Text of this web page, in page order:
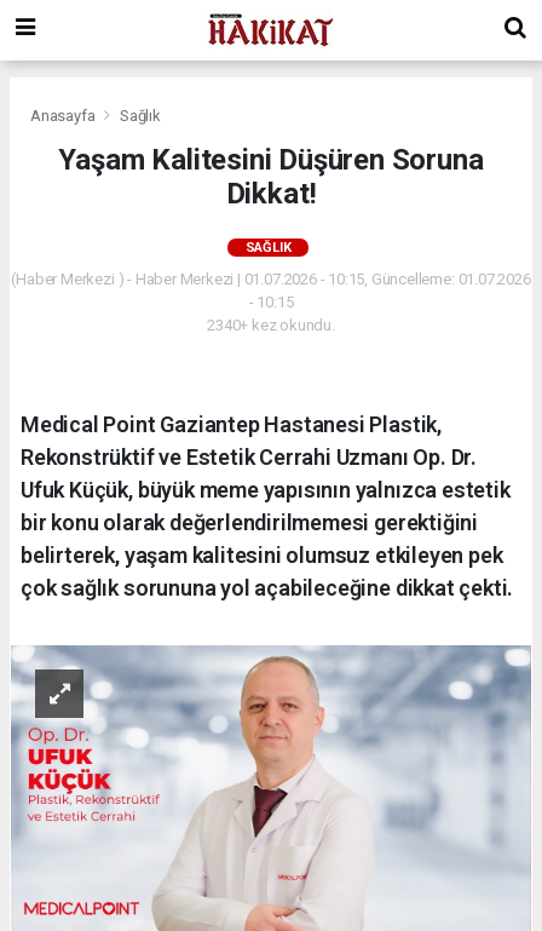
Anasayfa Sağlık
Yaşam Kalitesini Düşüren Soruna
Dikkat!
SAĞLIK
(Haber Merkezi ) - Haber Merkezi | 01.07.2026 - 10:15, Güncelleme: 01.07.2026
- 10:15
2340+ kez okundu.
Medical Point Gaziantep Hastanesi Plastik,
Rekonstrüktif ve Estetik Cerrahi Uzmanı Op. Dr.
Ufuk Küçük, büyük meme yapısının yalnızca estetik
bir konu olarak değerlendirilmemesi gerektiğini
belirterek, yaşam kalitesini olumsuz etkileyen pek
çok sağlık sorununa yol açabileceğine dikkat çekti.